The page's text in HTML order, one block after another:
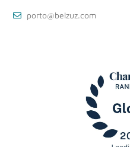
porto@belzuz.com